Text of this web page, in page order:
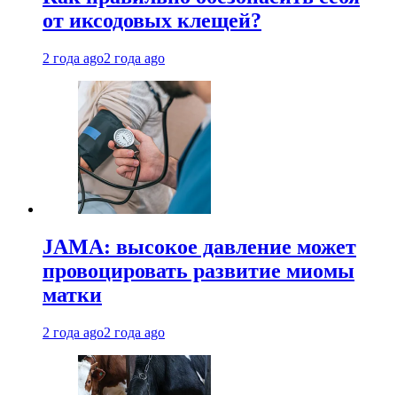
от иксодовых клещей?
2 года ago2 года ago
JAMA: высокое давление может
провоцировать развитие миомы
матки
2 года ago2 года ago